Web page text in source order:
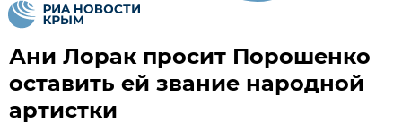
Ани Лорак просит Порошенко
оставить ей звание народной
артистки